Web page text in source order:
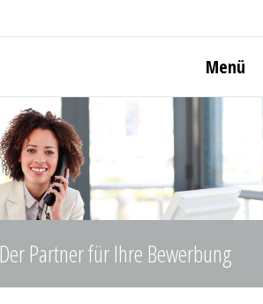
Menü
Der Partner für Ihre Bewerbung